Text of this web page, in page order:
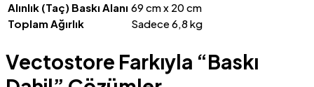
Alınlık (Taç) Baskı Alanı 69 cm x 20 cm
Toplam Ağırlık
Sadece 6,8 kg
Vectostore Farkıyla “Baskı